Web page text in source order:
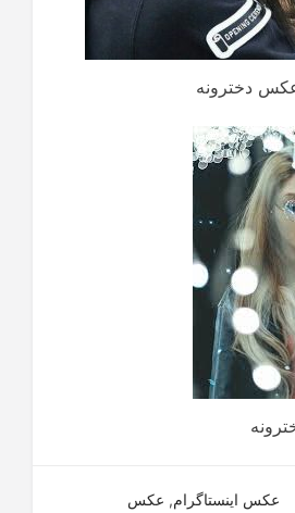
دخترونه
عکس اینستاگرام, عکس